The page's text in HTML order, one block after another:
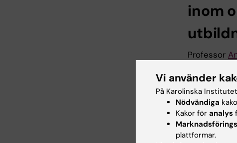
inom
Professor
forskning
Hennes
utfall,
Vi använder
På Karolinska
Nödvändiga
Kakor för analys
plattformar.